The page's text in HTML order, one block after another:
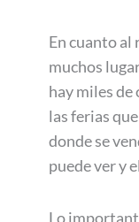
En cuanto al
muchos
hay miles de
las ferias
donde se
puede ver y
Lo